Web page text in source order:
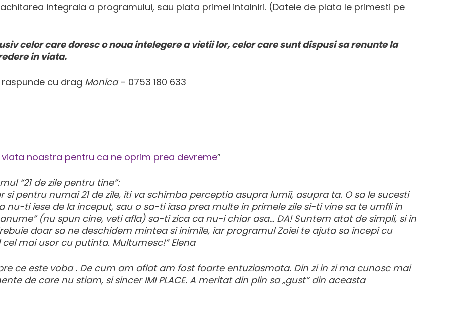
integrala a programului, sau plata primei intalniri. (Datele de plata le primesti pe
celor care doresc o noua intelegere a vietii lor, celor care sunt dispusi sa renunte la
in viata.
cu drag Monica– 0753 180 633
noastra pentru ca ne oprim prea devreme”
“21 de zile pentru tine”:
si pentru numai 21 de zile, iti va schimba perceptia asupra lumii, asupra ta. O sa le sucesti
nu-ti iese de la inceput, sau o sa-ti iasa prea multe in primele zile si-ti vine sa te umfli in
(nu spun cine, veti afla) sa-ti zica ca nu-i chiar asa… DA! Suntem atat de simpli, si in
doar sa ne deschidem mintea si inimile, iar programul Zoiei te ajuta sa incepi cu
mai usor cu putinta. Multumesc!” Elena
ce este voba . De cum am aflat am fost foarte entuziasmata. Din zi in zi ma cunosc mai
de care nu stiam, si sincer IMI PLACE. A meritat din plin sa „gust” din aceasta